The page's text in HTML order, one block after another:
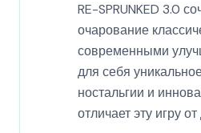
RE-SPRUNKED 3.0
очарование
современными
для себя
ностальгии и
отличает эту игру